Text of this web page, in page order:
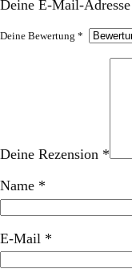
Deine E-Mail-
Deine Bewertung *
Deine Rezension *
Name *
E-Mail *